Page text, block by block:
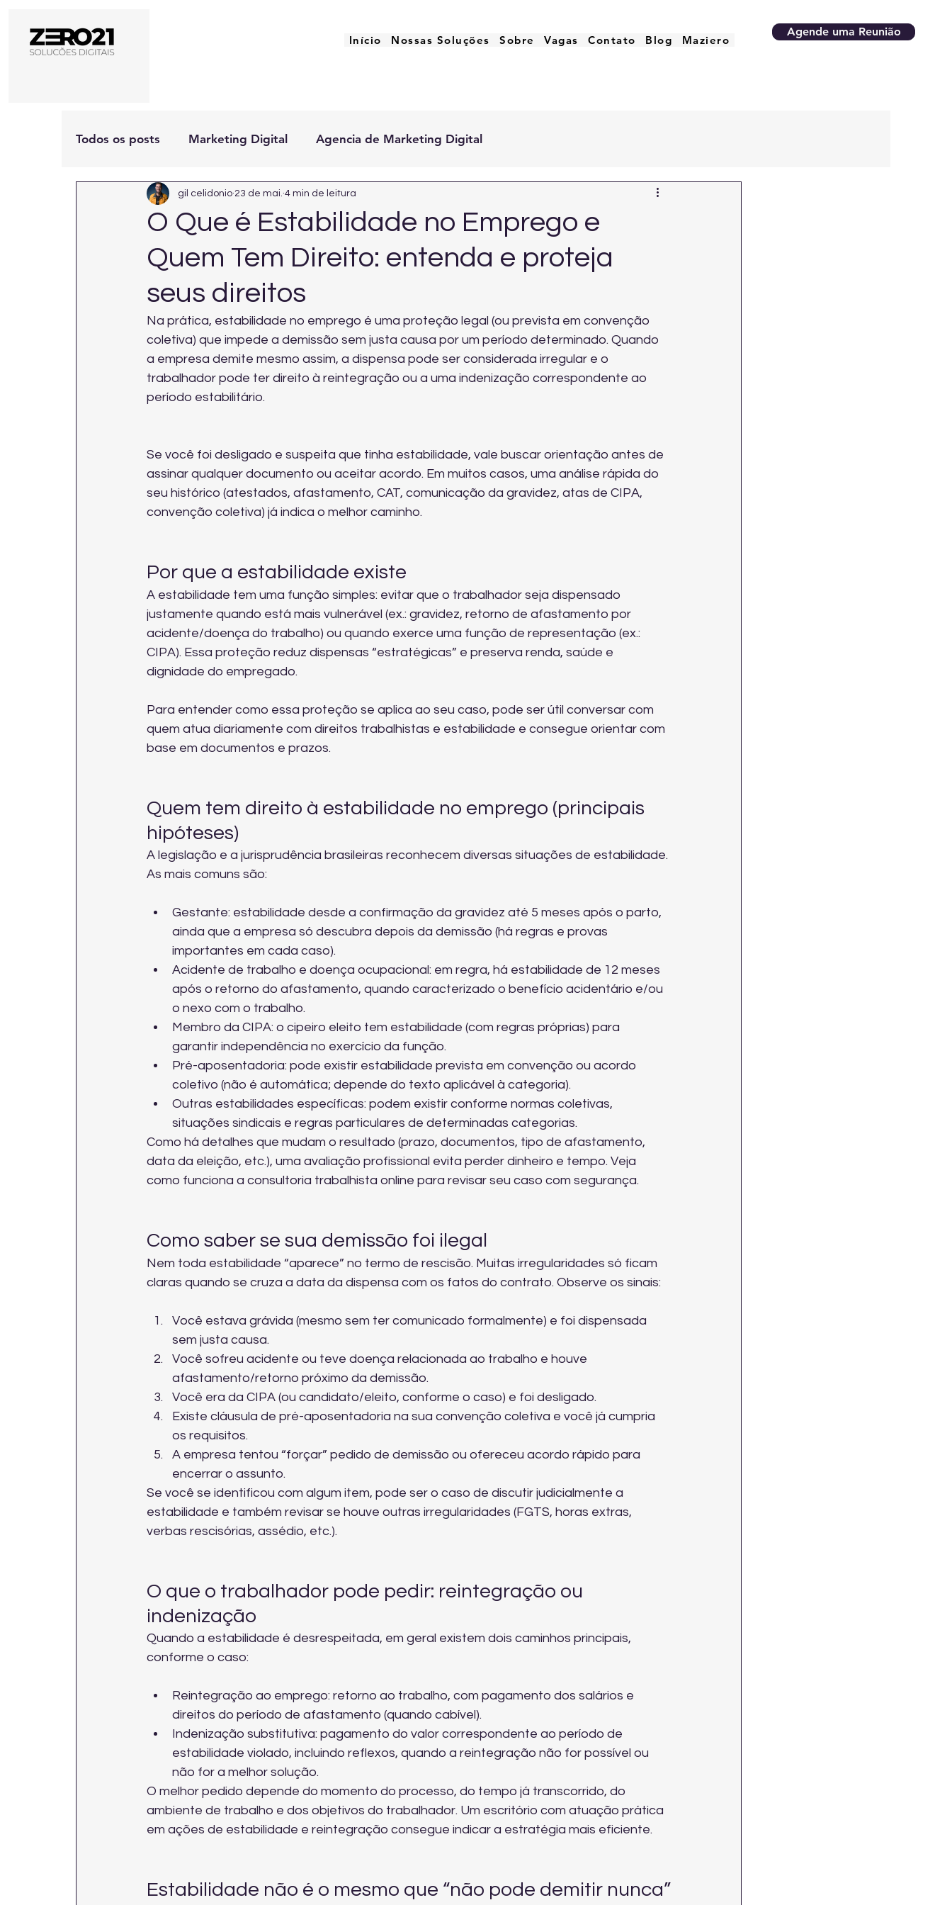
Início Nossas Soluções Sobre Vagas Contato Blog Maziero
Agende uma Reunião
Todos os posts Marketing Digital Agencia de Marketing Digital
O Que é Estabilidade no Emprego e
Quem Tem Direito: entenda e proteja
seus direitos
gil celidonio 23 de mai. 4 min de leitura
Na prática, estabilidade no emprego é uma proteção legal (ou prevista em convenção
coletiva) que impede a demissão sem justa causa por um período determinado. Quando
a empresa demite mesmo assim, a dispensa pode ser considerada irregular e o
trabalhador pode ter direito à reintegração ou a uma indenização correspondente ao
período estabilitário.
Se você foi desligado e suspeita que tinha estabilidade, vale buscar orientação antes de
assinar qualquer documento ou aceitar acordo. Em muitos casos, uma análise rápida do
seu histórico (atestados, afastamento, CAT, comunicação da gravidez, atas de CIPA,
convenção coletiva) já indica o melhor caminho.
Por que a estabilidade existe
A estabilidade tem uma função simples: evitar que o trabalhador seja dispensado
justamente quando está mais vulnerável (ex.: gravidez, retorno de afastamento por
acidente/doença do trabalho) ou quando exerce uma função de representação (ex.:
CIPA). Essa proteção reduz dispensas “estratégicas” e preserva renda, saúde e
dignidade do empregado.
Para entender como essa proteção se aplica ao seu caso, pode ser útil conversar com
quem atua diariamente com direitos trabalhistas e estabilidade e consegue orientar com
base em documentos e prazos.
Quem tem direito à estabilidade no emprego (principais
hipóteses)
A legislação e a jurisprudência brasileiras reconhecem diversas situações de estabilidade.
As mais comuns são:
Gestante: estabilidade desde a confirmação da gravidez até 5 meses após o parto,
ainda que a empresa só descubra depois da demissão (há regras e provas
importantes em cada caso).
Acidente de trabalho e doença ocupacional: em regra, há estabilidade de 12 meses
após o retorno do afastamento, quando caracterizado o benefício acidentário e/ou
o nexo com o trabalho.
Membro da CIPA: o cipeiro eleito tem estabilidade (com regras próprias) para
garantir independência no exercício da função.
Pré-aposentadoria: pode existir estabilidade prevista em convenção ou acordo
coletivo (não é automática; depende do texto aplicável à categoria).
Outras estabilidades específicas: podem existir conforme normas coletivas,
situações sindicais e regras particulares de determinadas categorias.
Como há detalhes que mudam o resultado (prazo, documentos, tipo de afastamento,
data da eleição, etc.), uma avaliação profissional evita perder dinheiro e tempo. Veja
como funciona a consultoria trabalhista online para revisar seu caso com segurança.
Como saber se sua demissão foi ilegal
Nem toda estabilidade “aparece” no termo de rescisão. Muitas irregularidades só ficam
claras quando se cruza a data da dispensa com os fatos do contrato. Observe os sinais:
Você estava grávida (mesmo sem ter comunicado formalmente) e foi dispensada
sem justa causa.
Você sofreu acidente ou teve doença relacionada ao trabalho e houve
afastamento/retorno próximo da demissão.
Você era da CIPA (ou candidato/eleito, conforme o caso) e foi desligado.
Existe cláusula de pré-aposentadoria na sua convenção coletiva e você já cumpria
os requisitos.
A empresa tentou “forçar” pedido de demissão ou ofereceu acordo rápido para
encerrar o assunto.
Se você se identificou com algum item, pode ser o caso de discutir judicialmente a
estabilidade e também revisar se houve outras irregularidades (FGTS, horas extras,
verbas rescisórias, assédio, etc.).
O que o trabalhador pode pedir: reintegração ou
indenização
Quando a estabilidade é desrespeitada, em geral existem dois caminhos principais,
conforme o caso:
Reintegração ao emprego: retorno ao trabalho, com pagamento dos salários e
direitos do período de afastamento (quando cabível).
Indenização substitutiva: pagamento do valor correspondente ao período de
estabilidade violado, incluindo reflexos, quando a reintegração não for possível ou
não for a melhor solução.
O melhor pedido depende do momento do processo, do tempo já transcorrido, do
ambiente de trabalho e dos objetivos do trabalhador. Um escritório com atuação prática
em ações de estabilidade e reintegração consegue indicar a estratégia mais eficiente.
Estabilidade não é o mesmo que “não pode demitir nunca”